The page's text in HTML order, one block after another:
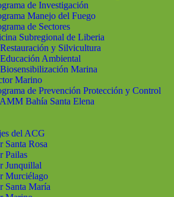
de Investigación
Manejo del Fuego
de Sectores
Subregional de Liberia
y Silvicultura
Ambiental
Marina
Marino
de Prevención Protección y Control
Bahía Santa Elena
del ACG
Santa Rosa
Pailas
Junquillal
Murciélago
Santa María